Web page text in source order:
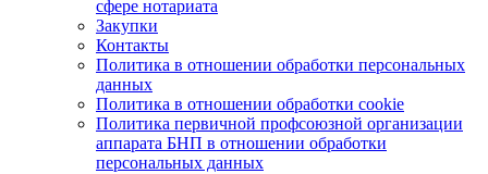
сфере нотариата
Закупки
Контакты
Политика в отношении обработки персональных
данных
Политика в отношении обработки cookie
Политика первичной профсоюзной организации
аппарата БНП в отношении обработки
персональных данных